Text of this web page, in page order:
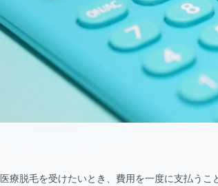
医療脱毛を受けたいとき、費用を一度に支払う